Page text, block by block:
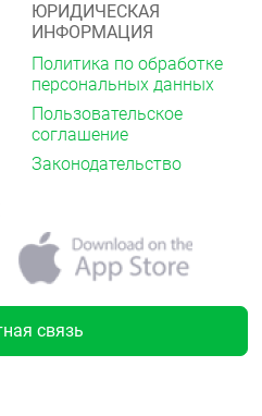
ЮРИДИЧЕСКАЯ
ИНФОРМАЦИЯ
Политика по обработке
персональных данных
Пользовательское
соглашение
Законодательство
связь